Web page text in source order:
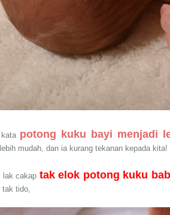
potong kuku bayi menjadi
mudah, dan ia kurang tekanan kepada kita!
lak cakap tak elok potong kuku
tak tido,